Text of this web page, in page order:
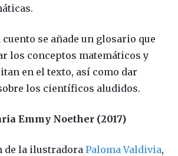
se añade un glosario que
los conceptos matemáticos y
en el texto, así como dar
los científicos aludidos.
Emmy Noether (2017)
de la ilustradora Paloma Valdivia,